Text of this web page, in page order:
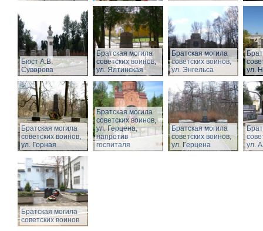
Бюст А.В.
Суворова
Братская могила
советских воинов,
ул. Ялтинская
Братская могила
советских воинов,
ул. Энгельса
ул.
Братская могила
советских воинов,
ул. Горная
Братская могила
советских воинов,
ул. Герцена,
напротив
госпиталя
Братская могила
советских воинов,
ул. Герцена
ул.
Братская могила
советских воинов